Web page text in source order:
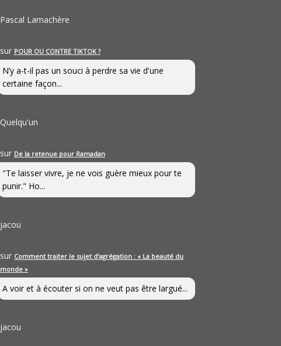
Pascal Lamachère
sur POUR OU CONTRE TIKTOK ?
N’y a-t-il pas un souci à perdre sa vie d'une
certaine façon...
Quelqu'un
sur De la retenue pour Ramadan
"Te laisser vivre, je ne vois guère mieux pour te
punir." Ho...
jacou
sur Comment traiter le sujet d’agrégation : « La beauté du
monde »
A voir et à écouter si on ne veut pas être largué...
jacou